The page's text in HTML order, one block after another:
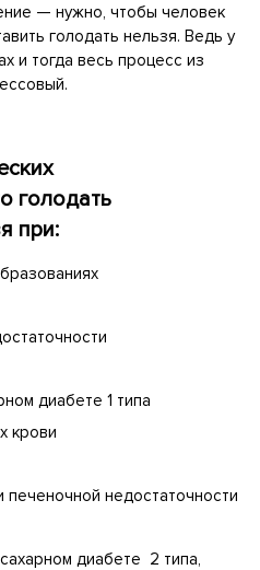
— нужно, чтобы человек
голодать нельзя. Ведь у
и тогда весь процесс из
голодать
при:
диабете 1 типа
крови
печеночной недостаточности
диабете 2 типа,